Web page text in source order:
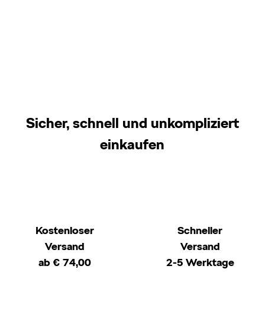
Sicher, schnell und unkompliziert
einkaufen
Kostenloser
Versand
ab € 74,00
Schneller
Versand
2-5 Werktage